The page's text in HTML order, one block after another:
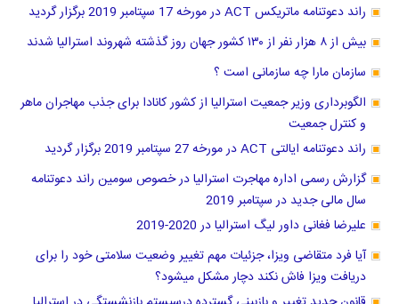
راند دعوتنامه ماتریکس ACT در مورخه 17 سپتامبر 2019 برگزار گردید
بیش از ۸ هزار نفر از ۱۳۰ کشور جهان روز گذشته شهروند استرالیا شدند
سازمان مارا چه سازمانی است ؟
الگوبرداری وزیر جمعیت استرالیا از کشور کانادا برای جذب مهاجران ماهر
و کنترل جمعیت
راند دعوتنامه ایالتی ACT در مورخه 27 سپتامبر 2019 برگزار گردید
گزارش رسمی اداره مهاجرت استرالیا در خصوص سومین راند دعوتنامه
سال مالی جدید در سپتامبر 2019
علیرضا فغانی داور لیگ استرالیا در 2020-2019
آیا فرد متقاضی ویزا، جزئیات مهم تغییر وضعیت سلامتی خود را برای
دریافت ویزا فاش نکند دچار مشکل میشود؟